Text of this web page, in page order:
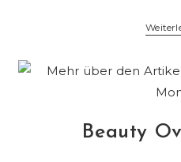
Beauty